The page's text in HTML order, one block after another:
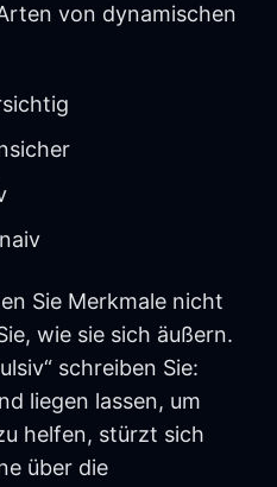
von dynamischen
Sie Merkmale nicht
wie sie sich äußern.
schreiben Sie:
liegen lassen, um
helfen, stürzt sich
über die